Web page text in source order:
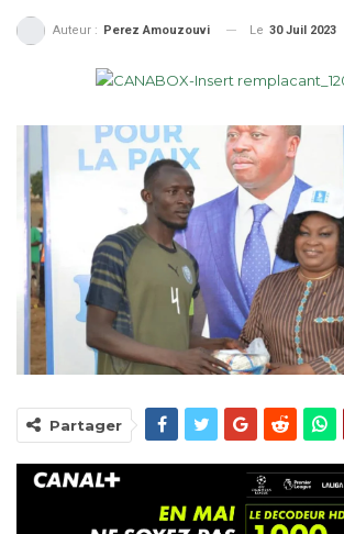
Auteur : Perez Amouzouvi Le 30 Juil 2023
Partager